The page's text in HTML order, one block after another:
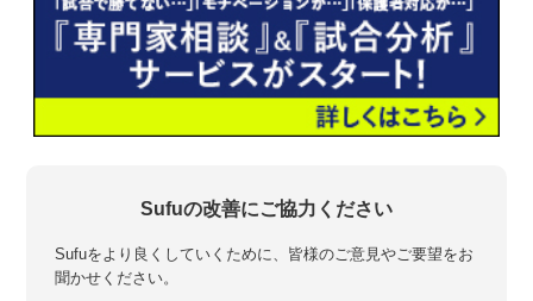
Sufuの改善にご協力ください
Sufuをより良くしていくために、皆様のご意見やご要望をお
聞かせください。